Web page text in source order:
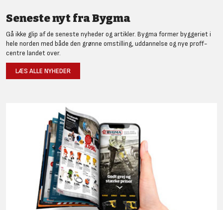
Seneste nyt fra Bygma
Gå ikke glip af de seneste nyheder og artikler. Bygma former byggeriet i
hele norden med både den grønne omstilling, uddannelse og nye proff-
centre landet over.
LÆS ALLE NYHEDER